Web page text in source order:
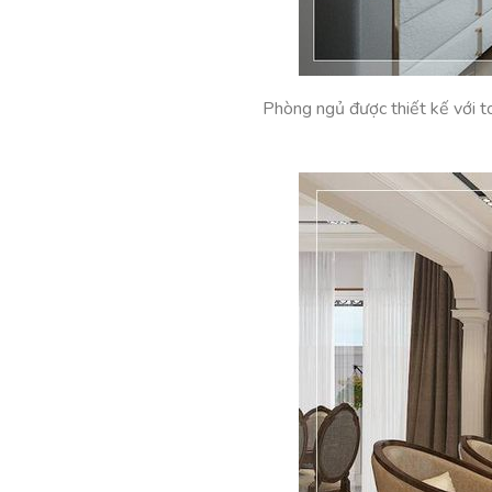
Phòng ngủ được thiết kế với